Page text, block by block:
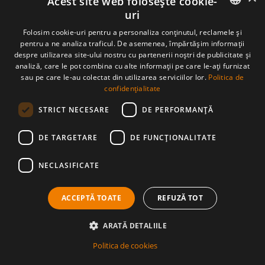
Sat Piatra Fântânele, Str. Obcioara nr.97, Comuna Tiha Bârgăului,
427363, jud. Bistrița-Năsăud, România
asociatia@tasuleasasocial.ro
DETALII ASOCIAȚIE
ASOCIAȚIA TĂȘULEASA SOCIAL
CUI: RO13681966
IBAN Via Transilvanica:
RO56 BTRL RONC RT00 2541 0806
APLICAȚIA VT
DESCARCĂ MATERIALE PRESĂ
©2026 Via Transilvanica. Toate drepturile rezervate.
Politica de cookies
Politica de confidențialitate
Termeni și condiții de utilizare
Acest site este protejat de reCAPTCHA, iar
ROMANIAN
uri
Folosim cookie-uri pentru a personaliza conținutul, reclamele și
pentru a ne analiza traficul. De asemenea, împărtășim informații
despre utilizarea site-ului nostru cu partenerii noștri de publicitate și
analiză, care le pot combina cu alte informații pe care le-ați furnizat
sau pe care le-au colectat din utilizarea serviciilor lor. Politica de
confidențialitate
STRICT NECESARE DE PERFORMANȚĂ
DE TARGETARE DE FUNCŢIONALITATE
NECLASIFICATE
ACCEPTĂ TOATE REFUZĂ TOT
ARATĂ DETALIILE
Politica de cookies